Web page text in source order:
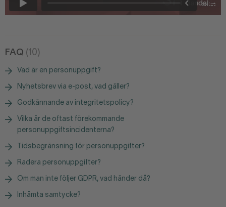
FAQ (10)
Vad är en personuppgift?
Nyhetsbrev via e-post, vad gäller?
Godkännande av integritetspolicy?
Vilka är de oftast förekommande
personuppgiftsincidenterna?
Tidsbegränsning för personuppgifter?
Radera personuppgifter?
Om man inte följer GDPR, vad händer då?
Inhämta samtycke?